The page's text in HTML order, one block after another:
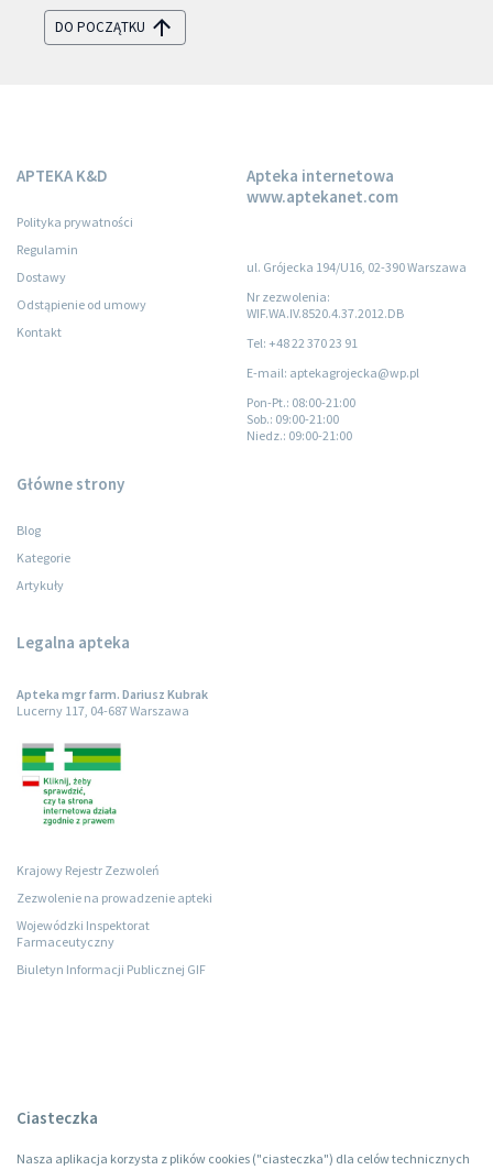
DO POCZĄTKU
APTEKA K&D
Polityka prywatności
Regulamin
Dostawy
Odstąpienie od umowy
Kontakt
Apteka internetowa
www.aptekanet.com
ul. Grójecka 194/U16, 02-390 Warszawa
Nr zezwolenia:
WIF.WA.IV.8520.4.37.2012.DB
Tel: +48 22 370 23 91
E-mail: aptekagrojecka@wp.pl
Pon-Pt.: 08:00-21:00
Sob.: 09:00-21:00
Niedz.: 09:00-21:00
Główne strony
Blog
Kategorie
Artykuły
Legalna apteka
Apteka mgr farm. Dariusz Kubrak
Lucerny 117, 04-687 Warszawa
Krajowy Rejestr Zezwoleń
Zezwolenie na prowadzenie apteki
Wojewódzki Inspektorat
Farmaceutyczny
Biuletyn Informacji Publicznej GIF
Ciasteczka
Nasza aplikacja korzysta z plików cookies ("ciasteczka") dla celów technicznych